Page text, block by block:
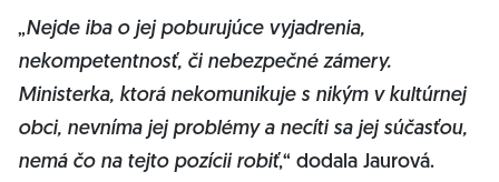
„Nejde iba o jej poburujúce vyjadrenia,
nekompetentnosť, či nebezpečné zámery.
Ministerka, ktorá nekomunikuje s nikým v kultúrnej
obci, nevníma jej problémy a necíti sa jej súčasťou,
nemá čo na tejto pozícii robiť,“ dodala Jaurová.